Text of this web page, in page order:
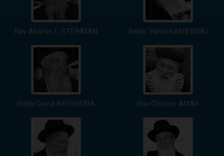
Rav Aharon L. STEINMAN Rabbi 'Haïm KANIEWSKI
Rabbi David ABI'HSSIRA Rav Chlomo AMAR